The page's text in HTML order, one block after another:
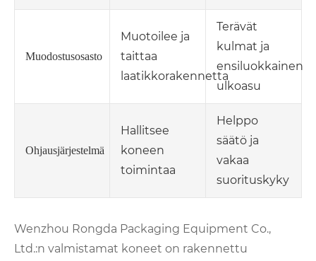
Muodostusosasto
Muotoilee ja
taittaa
laatikkorakennetta
Terävät
kulmat ja
ensiluokkainen
ulkoasu
Ohjausjärjestelmä
Hallitsee
koneen
toimintaa
Helppo
säätö ja
vakaa
suorituskyky
Wenzhou Rongda Packaging Equipment Co.,
Ltd.:n valmistamat koneet on rakennettu